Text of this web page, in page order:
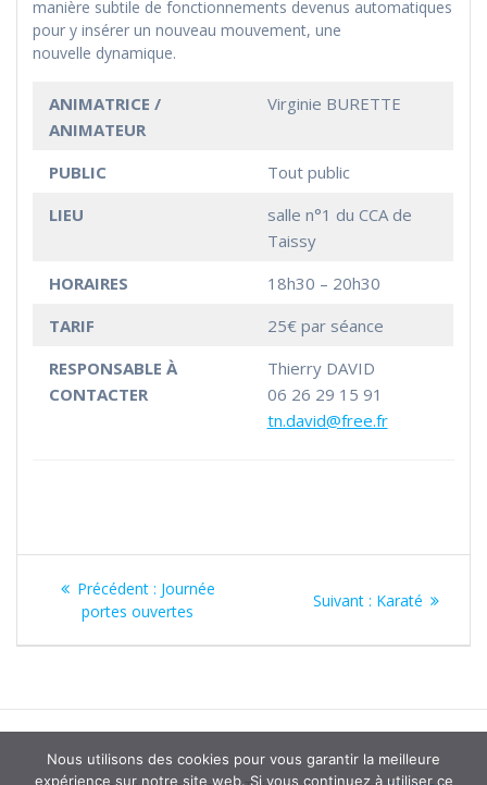
manière subtile de fonctionnements devenus automatiques
pour y insérer un nouveau mouvement, une
nouvelle dynamique.
ANIMATRICE /
ANIMATEUR
Virginie BURETTE
PUBLIC
Tout public
LIEU
salle n°1 du CCA de
Taissy
HORAIRES
18h30 – 20h30
TARIF
25€ par séance
RESPONSABLE À
CONTACTER
Thierry DAVID
06 26 29 15 91
tn.david@free.fr
Navigation
Précédent : Article
précédent
Journée
portes ouvertes
Suivant : Article
:
Karaté
Nous utilisons des cookies pour vous garantir la meilleure
expérience sur notre site web. Si vous continuez à utiliser ce